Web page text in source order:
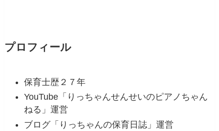
プロフィール
保育士歴２７年
YouTube「りっちゃんせんせいのピアノちゃん
ねる」運営
ブログ「りっちゃんの保育日誌」運営